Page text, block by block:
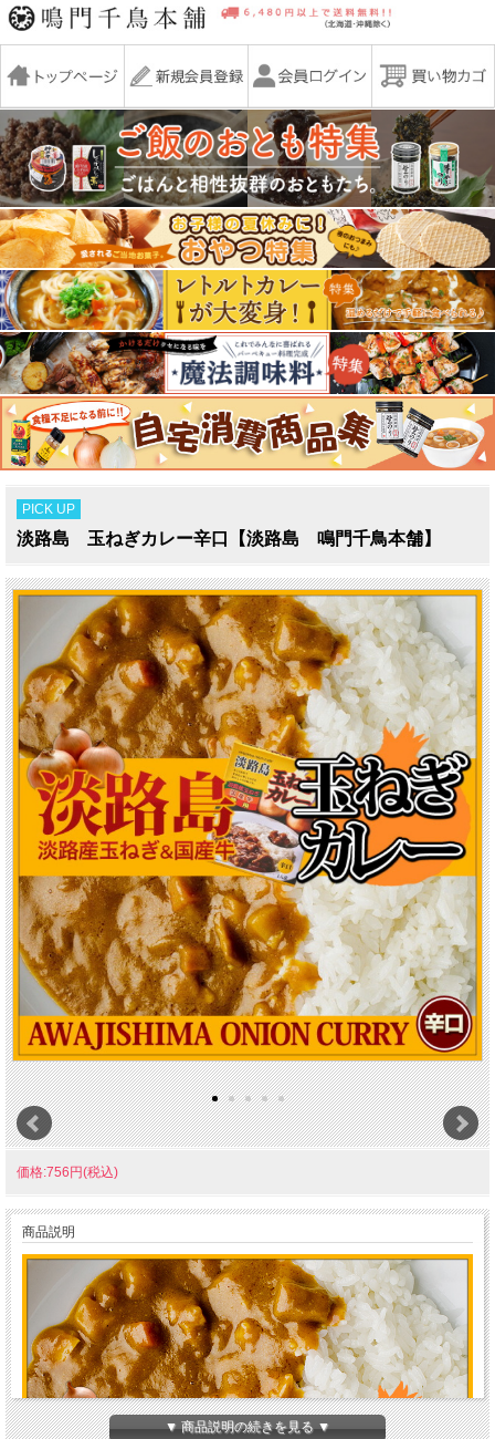
PICK UP
淡路島 玉ねぎカレー辛口【淡路島 鳴門千鳥本舗】
価格:756円(税込)
商品説明
▼ 商品説明の続きを見る ▼